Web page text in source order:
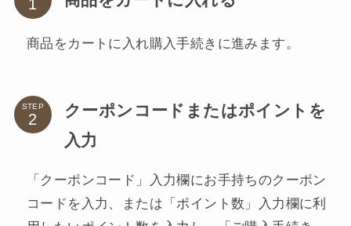
商品をカートに入れ購入手続きに進みます。
STEP
クーポンコードまたはポイントを
入力
「クーポンコード」入力欄にお手持ちのクーポン
コードを入力、または「ポイント数」入力欄に利